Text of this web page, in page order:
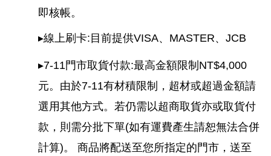
即核帳。
▸線上刷卡:目前提供VISA、MASTER、JCB
▸7-11門市取貨付款:最高金額限制NT$4,000
元。由於7-11有材積限制，超材或超過金額請
選用其他方式。若仍需以超商取貨亦或取貨付
款，則需分批下單(如有運費產生請恕無法合併
計算)。 商品將配送至您所指定的門市，送至